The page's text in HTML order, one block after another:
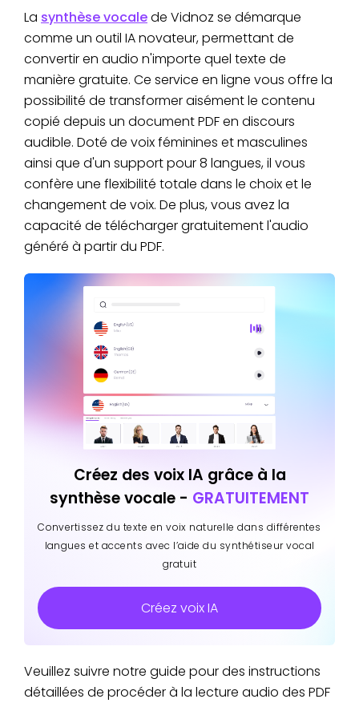
La synthèse vocalede Vidnoz se démarque
comme un outil IA novateur, permettant de
convertir en audio n'importe quel texte de
manière gratuite. Ce service en ligne vous offre la
possibilité de transformer aisément le contenu
copié depuis un document PDF en discours
audible. Doté de voix féminines et masculines
ainsi que d'un support pour 8 langues, il vous
confère une flexibilité totale dans le choix et le
changement de voix. De plus, vous avez la
capacité de télécharger gratuitement l'audio
généré à partir du PDF.
Créez des voix IA grâce à la
synthèse vocale - GRATUITEMENT
Convertissez du texte en voix naturelle dans différentes
langues et accents avec l’aide du synthétiseur vocal
gratuit
Créez voix IA
Veuillez suivre notre guide pour des instructions
détaillées de procéder à la lecture audio des PDF